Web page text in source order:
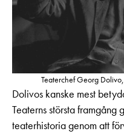
Teaterchef Georg
Dolivos kanske mest
Teaterns största
teaterhistoria genom att